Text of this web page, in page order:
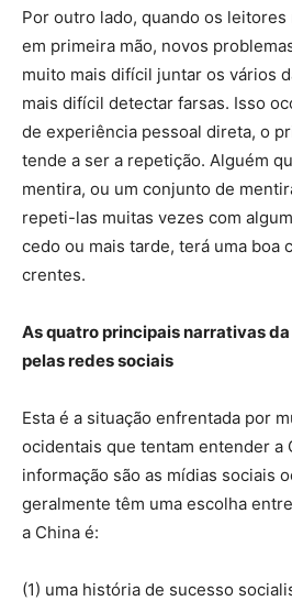
Por outro lado, quando os
em primeira mão, novos
muito mais difícil juntar os vários
mais difícil detectar farsas. Isso
de experiência pessoal direta, o
tende a ser a repetição. Alguém
mentira, ou um conjunto de
repeti-las muitas vezes com
cedo ou mais tarde, terá uma boa
crentes.
As quatro principais narrativas
pelas redes sociais
Esta é a situação enfrentada por
ocidentais que tentam entender a
informação são as mídias sociais
geralmente têm uma escolha
a China é:
(1) uma história de sucesso